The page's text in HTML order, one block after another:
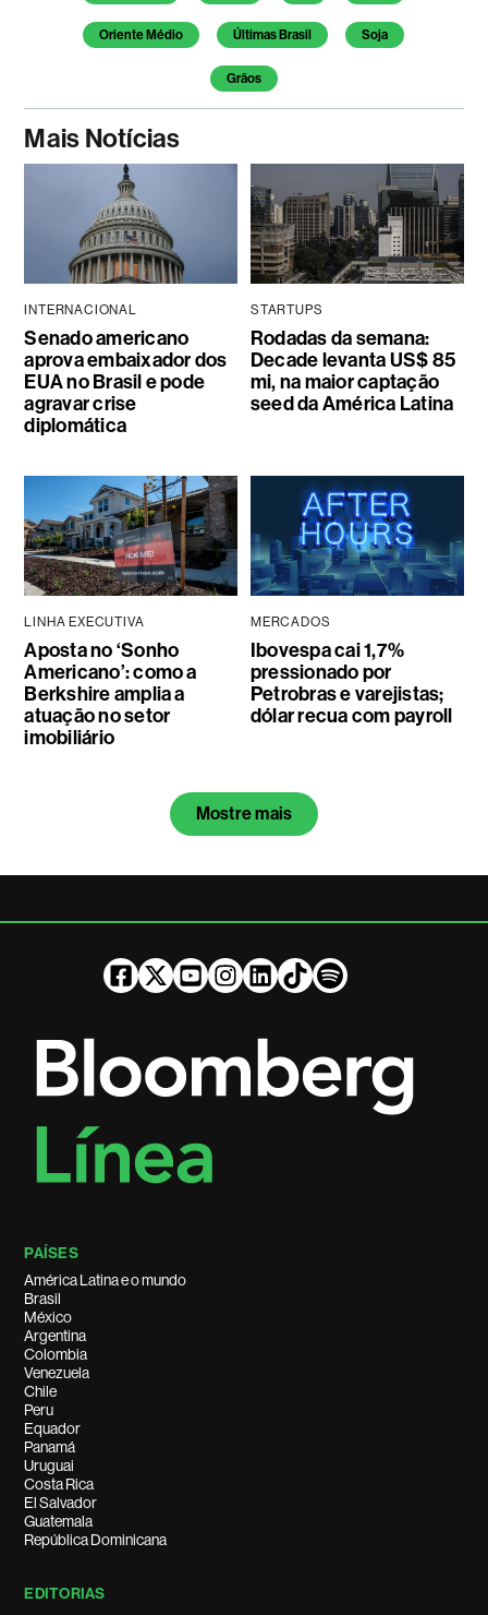
Oriente Médio Últimas Brasil Soja
Grãos
Mais Notícias
INTERNACIONAL
Senado americano
aprova embaixador dos
EUA no Brasil e pode
agravar crise
diplomática
STARTUPS
Rodadas da semana:
Decade levanta US$ 85
mi, na maior captação
seed da América Latina
LINHA EXECUTIVA
Aposta no ‘Sonho
Americano’: como a
Berkshire amplia a
atuação no setor
imobiliário
MERCADOS
Ibovespa cai 1,7%
pressionado por
Petrobras e varejistas;
dólar recua com payroll
Mostre mais
PAÍSES
América Latina e o mundo
Brasil
México
Argentina
Colombia
Venezuela
Chile
Peru
Equador
Panamá
Uruguai
Costa Rica
El Salvador
Guatemala
República Dominicana
EDITORIAS